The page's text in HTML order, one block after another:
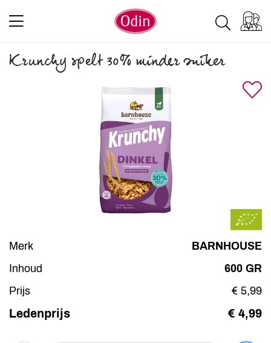
Krunchy spelt 30% minder suiker
Merk
BARNHOUSE
Inhoud
600 GR
Prijs
€ 5,99
Ledenprijs € 4,99